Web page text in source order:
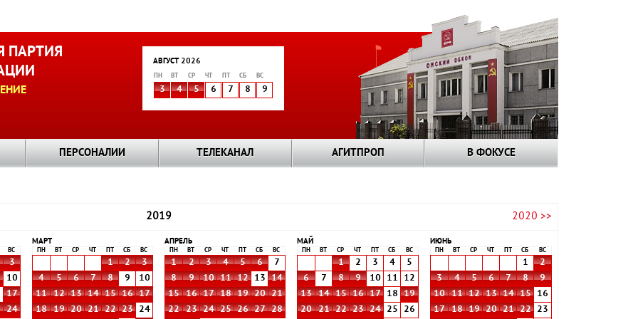
ПАРТИЯ
АВГУСТ 2026
ПН ВТ СР ЧТ СБ ВС
3 4 5 6 7 8 9
ПЕРСОНАЛИИ ТЕЛЕКАНАЛ АГИТПРОП В ФОКУСЕ
2019 2020 >>
ВС
3
10
17
24
МАРТ
ПН ВТ СР ЧТ СБ ВС
1 2
3
4
5 6 7 8 9
10
11
12 13 14 15 16
17
18
19 20 21 22 23
24
АПРЕЛЬ
ПН ВТ СР ЧТ СБ ВС
1 2 3 4 5 6
7
8
9 10 11 12 13
14
15
16 17 18 19 20
21
22
23 24 25 26 27
28
МАЙ
ПН ВТ СР ЧТ СБ ВС
1 2 3 4
5
6
7 8 9 10 11
12
13
14 15 16 17 18
19
20
21 22 23 24 25
26
ИЮНЬ
ПН ВТ СР ЧТ СБ ВС
1
2
3
4 5 6 7 8
9
10
11 12 13 14 15
16
17
18 19 20 21 22
23